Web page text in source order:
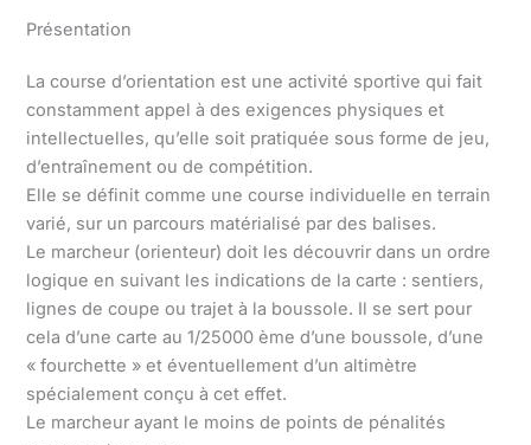
Présentation
La course d’orientation est une activité sportive qui fait
constamment appel à des exigences physiques et
intellectuelles, qu’elle soit pratiquée sous forme de jeu,
d’entraînement ou de compétition.
Elle se définit comme une course individuelle en terrain
varié, sur un parcours matérialisé par des balises.
Le marcheur (orienteur) doit les découvrir dans un ordre
logique en suivant les indications de la carte : sentiers,
lignes de coupe ou trajet à la boussole. Il se sert pour
cela d’une carte au 1/25000 ème d’une boussole, d’une
« fourchette » et éventuellement d’un altimètre
spécialement conçu à cet effet.
Le marcheur ayant le moins de points de pénalités